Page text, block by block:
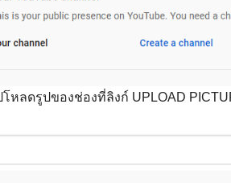
โหลดรูปของช่องที่ลิงก์ UPLOAD